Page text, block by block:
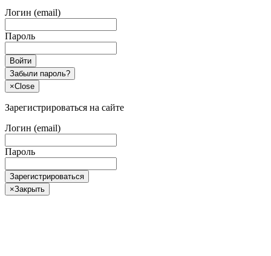
Логин (email)
Пароль
Войти
Забыли пароль?
×Close
Зарегистрироваться на сайте
Логин (email)
Пароль
Зарегистрироваться
×Закрыть